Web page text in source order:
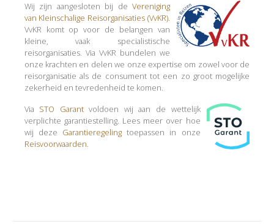
Wij zijn aangesloten bij deVereniging
van Kleinschalige Reisorganisaties (VvKR).
VvKR komt op voor de belangen van
kleine, vaak specialistische
reisorganisaties. Via VvKR bundelen we
onze krachten en delen we onze expertise om zowel voor de
reisorganisatie als de consument tot een zo groot mogelijke
zekerheid en tevredenheid te komen.
Via STO Garantvoldoen wij aan de wettelijk
verplichte garantiestelling. Lees meer over hoe
wij deze Garantieregeling toepassen in onze
Reisvoorwaarden.